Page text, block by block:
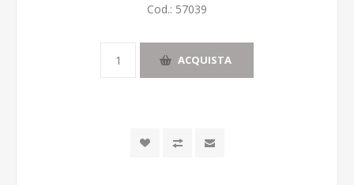
Cod.: 57039
ACQUISTA